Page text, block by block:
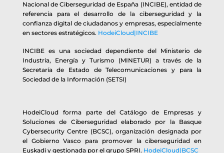
Nacional de Ciberseguridad de España (INCIBE), entidad de
referencia para el desarrollo de la ciberseguridad y la
confianza digital de ciudadanos y empresas, especialmente
en sectores estratégicos. HodeiCloud|INCIBE
INCIBE es una sociedad dependiente del Ministerio de
Industria, Energía y Turismo (MINETUR) a través de la
Secretaría de Estado de Telecomunicaciones y para la
Sociedad de la Información (SETSI)
HodeiCloud forma parte del Catálogo de Empresas y
Soluciones de Ciberseguridad elaborado por la Basque
Cybersecurity Centre (BCSC), organización designada por
el Gobierno Vasco para promover la ciberseguridad en
Euskadi y gestionada por el grupo SPRI. HodeiCloud|BCSC